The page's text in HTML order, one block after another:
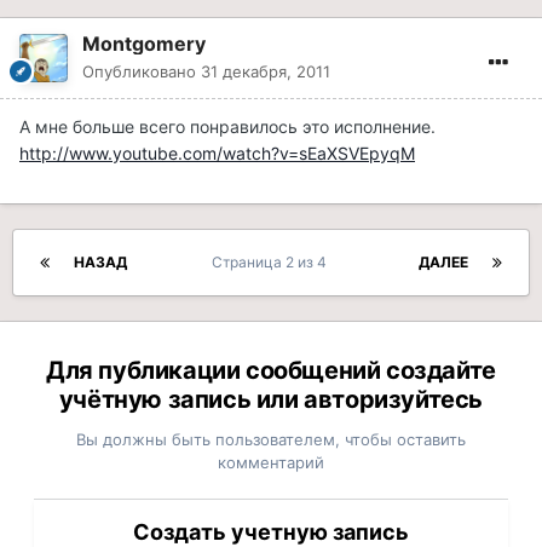
Montgomery
Опубликовано 31 декабря, 2011
А мне больше всего понравилось это исполнение.
http://www.youtube.com/watch?v=sEaXSVEpyqM
НАЗАД ДАЛЕЕ
Страница 2 из 4
Для публикации сообщений создайте
учётную запись или авторизуйтесь
Вы должны быть пользователем, чтобы оставить
комментарий
Создать учетную запись